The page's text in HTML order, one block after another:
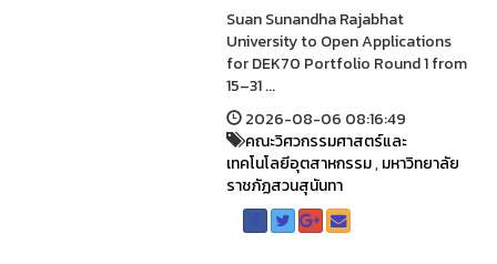
Suan Sunandha Rajabhat
University to Open Applications
for DEK70 Portfolio Round 1 from
15–31 ...
2026-08-06 08:16:49
คณะวิศวกรรมศาสตร์และ
เทคโนโลยีอุตสาหกรรม,มหาวิทยาลัย
ราชภัฏสวนสุนันทา